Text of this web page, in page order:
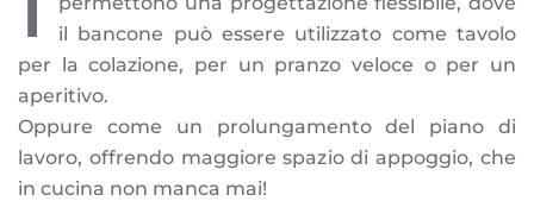
il bancone può essere utilizzato come tavolo
per la colazione, per un pranzo veloce o per un
aperitivo.
Oppure come un prolungamento del piano di
lavoro, offrendo maggiore spazio di appoggio, che
in cucina non manca mai!